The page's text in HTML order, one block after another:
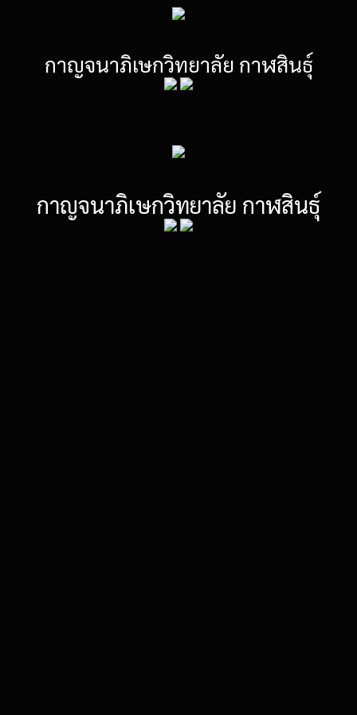
กาญจนาภิเษกวิทยาลัย กาฬสินธุ์
กาญจนาภิเษกวิทยาลัย กาฬสินธุ์